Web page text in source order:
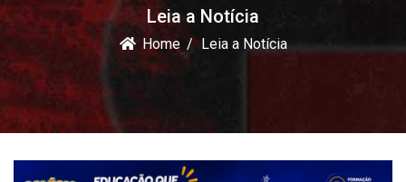
Leia a Notícia
Home Leia a Notícia